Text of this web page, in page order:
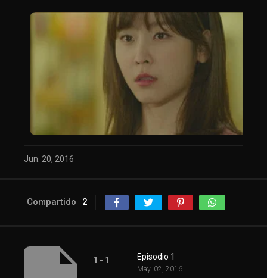
Jun. 20, 2016
Compartido 2
1 - 1 Episodio 1
May. 02, 2016